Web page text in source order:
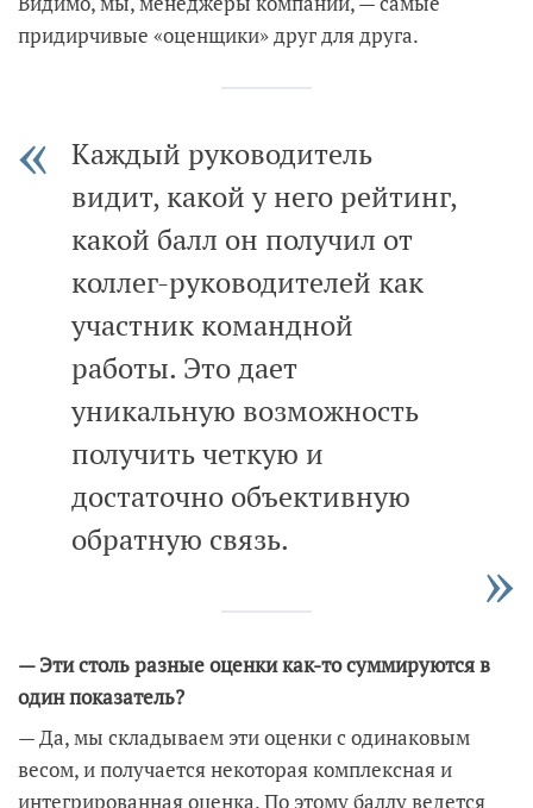
придирчивые «оценщики» друг для друга.
Каждый руководитель
видит, какой у него рейтинг,
какой балл он получил от
коллег-руководителей как
участник командной
работы. Это дает
уникальную возможность
получить четкую и
достаточно объективную
обратную связь.
— Эти столь разные оценки как-то суммируются в
один показатель?
— Да, мы складываем эти оценки с одинаковым
весом, и получается некоторая комплексная и
интегрированная оценка. По этому баллу ведется